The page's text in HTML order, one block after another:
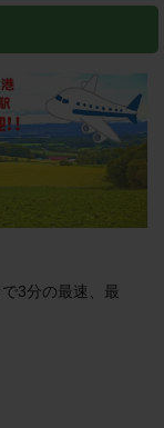
3分の最速、最